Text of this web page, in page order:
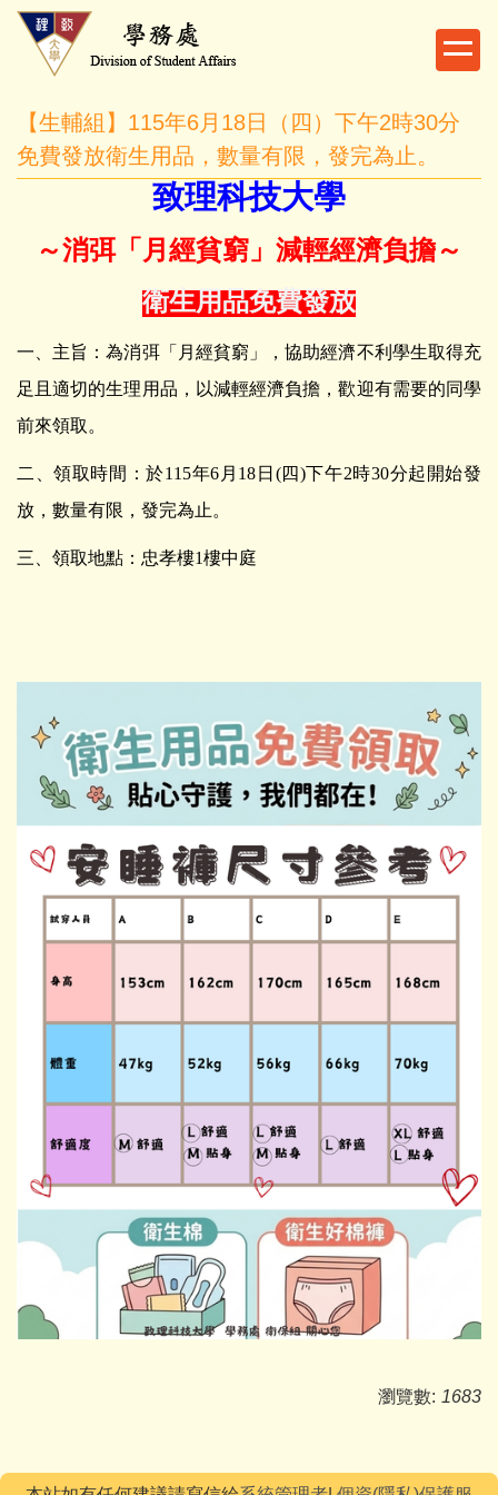
跳
容
區
【生輔組】115年6月18日（四）下午2時30分
免費發放衛生用品，數量有限，發完為止。
致理科技大學
～消弭「月經貧窮」減輕經濟負擔～
衛生用品免費發放
一、主旨：為消弭「月經貧窮」，協助經濟不利學生取得充
足且適切的生理用品，以減輕經濟負擔，歡迎有需要的同學
前來領取。
二、領取時間：於115年6 月 18 日 (四)下午2時30分起開始發
放，數量有限，發完為止。
三、領取地點：忠孝樓1樓中庭
瀏覽數: 1683